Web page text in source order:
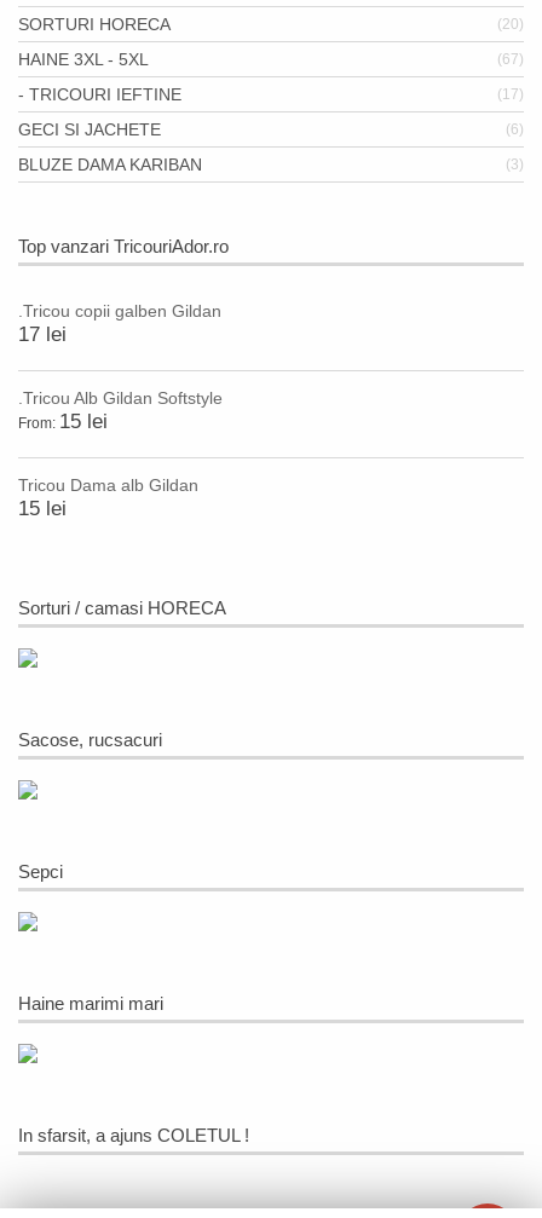
SORTURI HORECA (20)
HAINE 3XL - 5XL (67)
- TRICOURI IEFTINE (17)
GECI SI JACHETE (6)
BLUZE DAMA KARIBAN (3)
Top vanzari TricouriAdor.ro
.Tricou copii galben Gildan
17 lei
.Tricou Alb Gildan Softstyle
From: 15 lei
Tricou Dama alb Gildan
15 lei
Sorturi / camasi HORECA
Sacose, rucsacuri
Sepci
Haine marimi mari
In sfarsit, a ajuns COLETUL !